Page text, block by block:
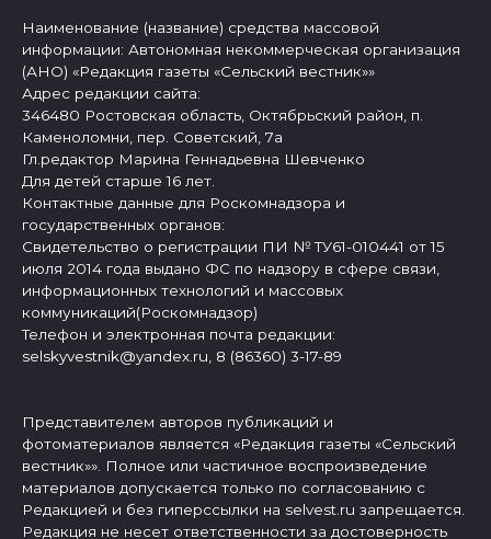
Наименование (название) средства массовой
информации: Автономная некоммерческая организация
(АНО) «Редакция газеты «Сельский вестник»»
Адрес редакции сайта:
346480 Ростовская область, Октябрьский район, п.
Каменоломни, пер. Советский, 7а
Гл.редактор Марина Геннадьевна Шевченко
Для детей старше 16 лет.
Контактные данные для Роскомнадзора и
государственных органов:
Свидетельство о регистрации ПИ № ТУ61-010441 от 15
июля 2014 года выдано ФС по надзору в сфере связи,
информационных технологий и массовых
коммуникаций(Роскомнадзор)
Телефон и электронная почта редакции:
selskyvestnik@yandex.ru, 8 (86360) 3-17-89
Представителем авторов публикаций и
фотоматериалов является «Редакция газеты «Сельский
вестник»». Полное или частичное воспроизведение
материалов допускается только по согласованию с
Редакцией и без гиперссылки на selvest.ru запрещается.
Редакция не несет ответственности за достоверность